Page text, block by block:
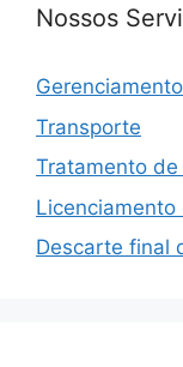
Nossos
Transporte
Tratamento
Licenciamento
Descarte final